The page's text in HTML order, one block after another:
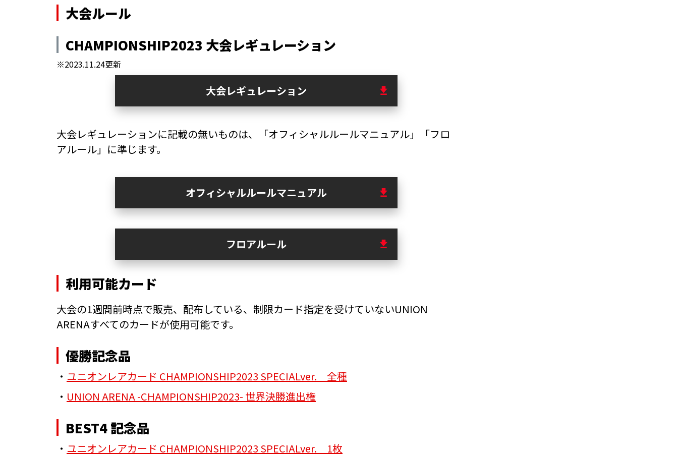
大会ルール
CHAMPIONSHIP2023 大会レギュレーション
※2023.11.24更新
大会レギュレーション
大会レギュレーションに記載の無いものは、「オフィシャルルールマニュアル」「フロ
アルール」に準じます。
オフィシャルルールマニュアル
フロアルール
利用可能カード
大会の1週間前時点で販売、配布している、制限カード指定を受けていないUNION
ARENAすべてのカードが使用可能です。
優勝記念品
・ ユニオンレアカード CHAMPIONSHIP2023 SPECIALver. 全種
・ UNION ARENA -CHAMPIONSHIP2023- 世界決勝進出権
BEST4 記念品
・ ユニオンレアカード CHAMPIONSHIP2023 SPECIALver. 1枚